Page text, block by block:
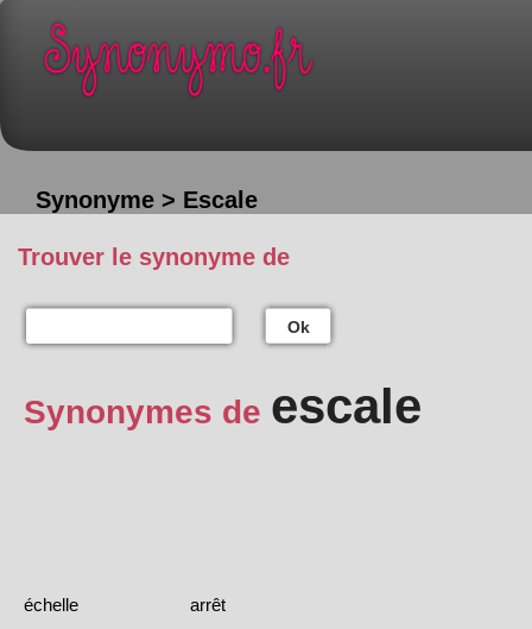
Synonyme > Escale
Trouver le synonyme de
Ok
Synonymes de escale
échelle
arrêt